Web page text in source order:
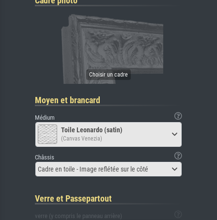
Moyen et brancard
Médium
Toile Leonardo (satin)
(Canvas Venezia)
Châssis
Cadre en toile - Image reflétée sur le côté
Verre et Passepartout
verre (y compris le panneau arrière)